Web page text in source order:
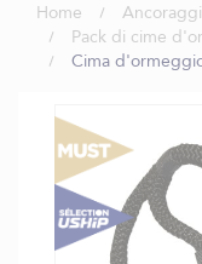
Home
Pack di cime
Cima
Vai
alla
fine
della
galleria
di